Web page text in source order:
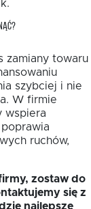
zamiany towaru
szybciej i nie
W firmie
wspiera
ruchów,
zostaw do
się z
najlepsze